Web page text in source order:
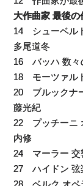
大作曲家 最後の
14 シューベル
多尾道冬
16 バッハ 数々
18 モーツァル
20 ブルックナ
藤光紀
22 プッチーニ
内修
24 マーラー 交
27 ハイドン 弦
28 ベルク オペ